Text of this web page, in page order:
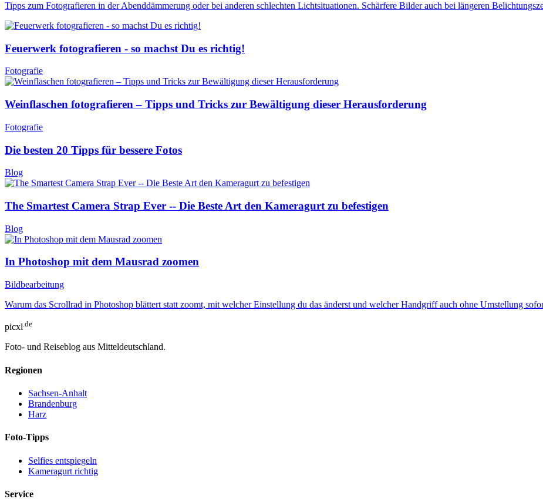
Tipps zum Fotografieren in der Abenddämmerung oder bei anderen schlechten Lichtsituationen. Schärfere Bilder auch bei längeren
Feuerwerk fotografieren - so machst Du es richtig!
Fotografie
Weinflaschen fotografieren – Tipps und Tricks zur Bewältigung dieser Herausforderung
Fotografie
Die besten 20 Tipps für bessere Fotos
Blog
The Smartest Camera Strap Ever -- Die Beste Art den Kameragurt zu befestigen
Blog
In Photoshop mit dem Mausrad zoomen
Bildbearbeitung
Warum das Scrollrad in Photoshop blättert statt zoomt, mit welcher Einstellung du das änderst und welcher Handgriff auch ohne Umstellung
picxl.de
Foto- und Reiseblog aus Mitteldeutschland.
Regionen
Sachsen-Anhalt
Brandenburg
Harz
Foto-Tipps
Selfies entspiegeln
Kameragurt richtig
Service